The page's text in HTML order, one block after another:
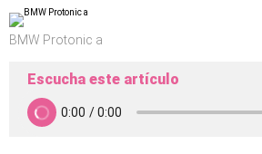
BMW Protonic a
Escucha este artículo